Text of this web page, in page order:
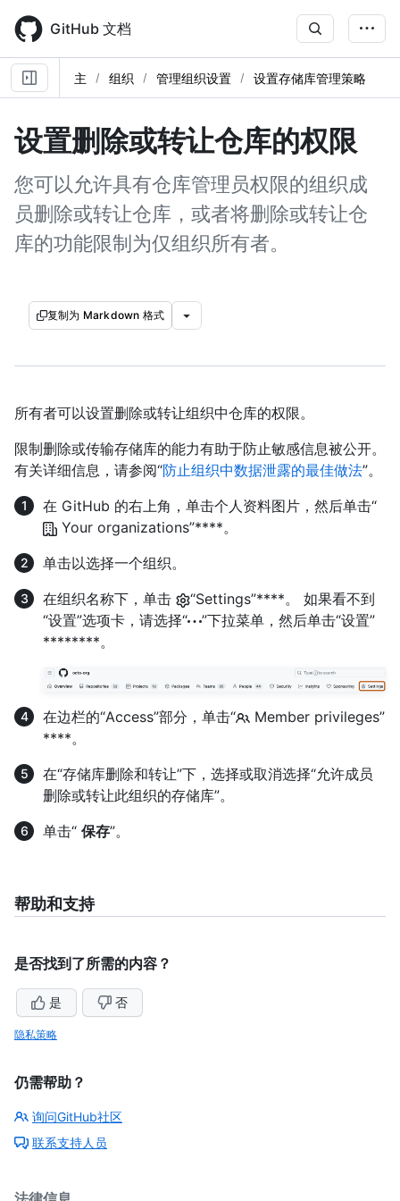
main
content
GitHub 文档
主 组织 管理组织设置 设置存储库管理策略
设置删除或转让仓库的权限
您可以允许具有仓库管理员权限的组织成
员删除或转让仓库，或者将删除或转让仓
库的功能限制为仅组织所有者。
复制为 Markdown 格式
所有者可以设置删除或转让组织中仓库的权限。
限制删除或传输存储库的能力有助于防止敏感信息被公开。
有关详细信息，请参阅“防止组织中数据泄露的最佳做法”。
在 GitHub 的右上角，单击个人资料图片，然后单击“
Your organizations”****。
单击以选择一个组织。
在组织名称下，单击
“Settings”****。 如果看不到
“设置”选项卡，请选择“
”下拉菜单，然后单击“设置”
********。
在边栏的“Access”部分，单击“
Member privileges”
****。
在“存储库删除和转让”下，选择或取消选择“允许成员
删除或转让此组织的存储库”。
单击“ 保存”。
帮助和支持
是否找到了所需的内容？
是 否
隐私策略
仍需帮助？
询问GitHub社区
联系支持人员